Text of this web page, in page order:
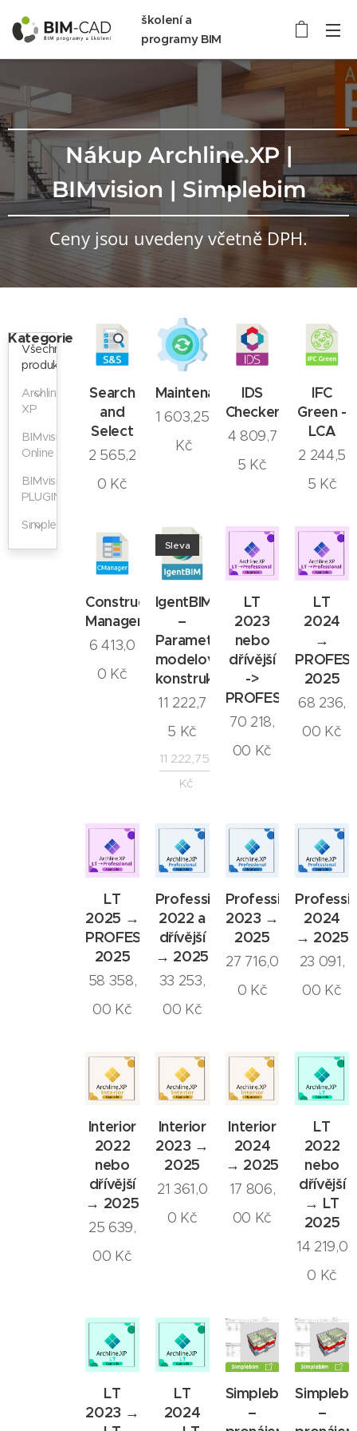
školení a
programy BIM
Nákup Archline.XP |
BIMvision | Simplebim
Ceny jsou uvedeny včetně DPH.
Kategorie
Všechny
produkty
Archline
XP
BIMvision
Online
BIMvision
PLUGINY
Simplebim
Search
and
Select
2 565,2
0 Kč
Maintenance
1 603,25
Kč
IDS
Checker
4 809,7
5 Kč
IFC
Green -
LCA
2 244,5
5 Kč
Construction
Manager
6 413,0
0 Kč
IgentBIM
–
Parametrické
modelování
konstrukcí
Sleva
11 222,7
5 Kč
11 222,75
Kč
LT
2023
nebo
dřívější
->
PROFESSIONAL
70 218,
00 Kč
LT
2024
→
2025
68 236,
00 Kč
LT
2025 →
PROFESSIONAL
2025
58 358,
00 Kč
Professional
2022 a
dřívější
→ 2025
33 253,
00 Kč
Professional
2023 →
2025
27 716,0
0 Kč
2024
→ 2025
23 091,
00 Kč
Interior
2022
nebo
dřívější
→ 2025
25 639,
00 Kč
Interior
2023 →
2025
21 361,0
0 Kč
Interior
2024
→ 2025
17 806,
00 Kč
LT
2022
nebo
dřívější
→ LT
2025
14 219,0
0 Kč
LT
2023 →
LT
2024
Simplebim
–
–